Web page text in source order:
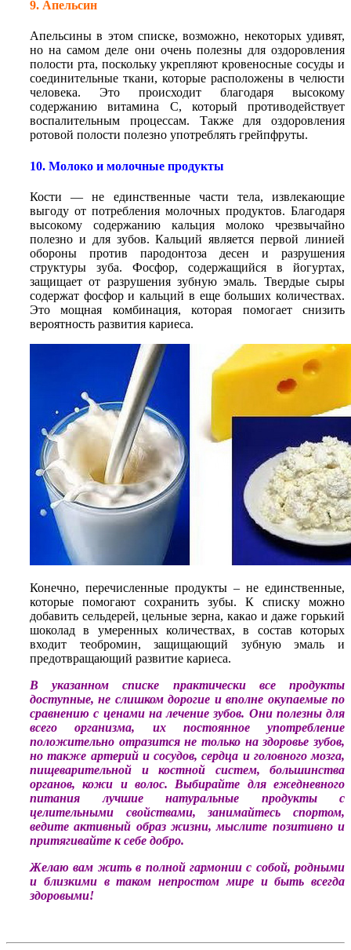
9. Апельсин
Апельсины в этом списке, возможно, некоторых удивят,
но на самом деле они очень полезны для оздоровления
полости рта, поскольку укрепляют кровеносные сосуды и
соединительные ткани, которые расположены в челюсти
человека. Это происходит благодаря высокому
содержанию витамина С, который противодействует
воспалительным процессам. Также для оздоровления
ротовой полости полезно употреблять грейпфруты.
10. Молоко и молочные продукты
Кости — не единственные части тела, извлекающие
выгоду от потребления молочных продуктов. Благодаря
высокому содержанию кальция молоко чрезвычайно
полезно и для зубов. Кальций является первой линией
обороны против пародонтоза десен и разрушения
структуры зуба. Фосфор, содержащийся в йогуртах,
защищает от разрушения зубную эмаль. Твердые сыры
содержат фосфор и кальций в еще больших количествах.
Это мощная комбинация, которая помогает снизить
вероятность развития кариеса.
Конечно, перечисленные продукты – не единственные,
которые помогают сохранить зубы. К списку можно
добавить сельдерей, цельные зерна, какао и даже горький
шоколад в умеренных количествах, в состав которых
входит теобромин, защищающий зубную эмаль и
предотвращающий развитие кариеса.
В указанном списке практически все продукты
доступные, не слишком дорогие и вполне окупаемые по
сравнению с ценами на лечение зубов. Они полезны для
всего организма, их постоянное употребление
положительно отразится не только на здоровье зубов,
но также артерий и сосудов, сердца и головного мозга,
пищеварительной и костной систем, большинства
органов, кожи и волос. Выбирайте для ежедневного
питания лучшие натуральные продукты с
целительными свойствами, занимайтесь спортом,
ведите активный образ жизни, мыслите позитивно и
притягивайте к себе добро.
Желаю вам жить в полной гармонии с собой, родными
и близкими в таком непростом мире и быть всегда
здоровыми!